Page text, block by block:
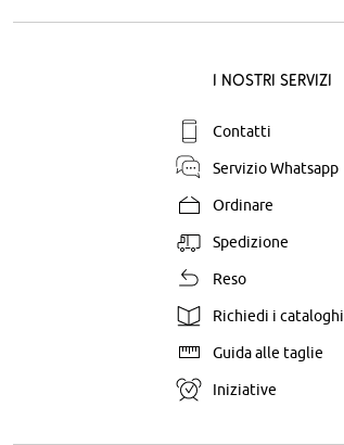
I nostri servizi
Contatti
Servizio Whatsapp
Ordinare
Spedizione
Reso
Richiedi i cataloghi
Guida alle taglie
Iniziative